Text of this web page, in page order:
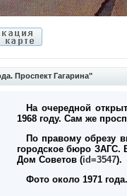
Проспект Гагарина"
На очередной
1968 году. Сам же
По правому обрезу
городское бюро ЗАГС.
Дом Советов (id=3547).
Фото около 1971